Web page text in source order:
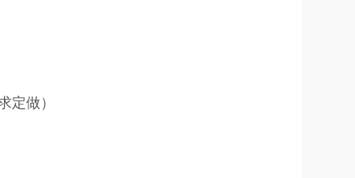
定做）